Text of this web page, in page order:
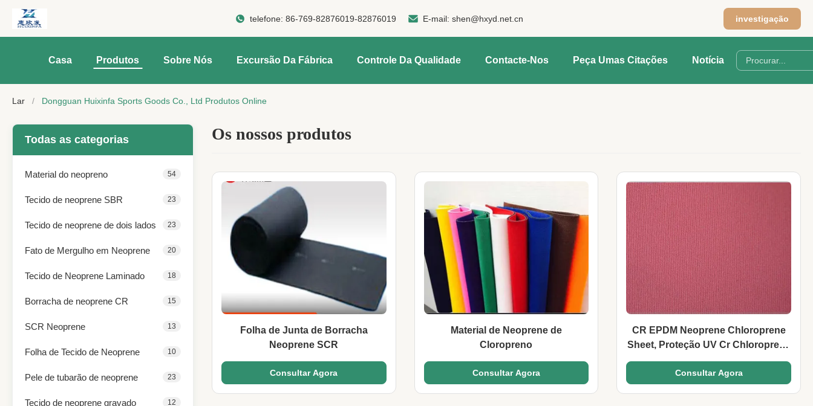
telefone:86-769-82876019-82876019 E-mail:shen@hxyd.net.cn investigação
Casa Produtos Sobre Nós Excursão Da Fábrica Controle Da Qualidade Contacte-Nos Peça Umas Citações Notícia
Lar / Dongguan Huixinfa Sports Goods Co., Ltd Produtos Online
Todas as categorias
Material do neopreno 54
Tecido de neoprene SBR 23
Tecido de neoprene de dois lados 23
Fato de Mergulho em Neoprene 20
Tecido de Neoprene Laminado 18
Borracha de neoprene CR 15
SCR Neoprene 13
Folha de Tecido de Neoprene 10
Pele de tubarão de neoprene 23
Tecido de neoprene gravado 12
Os nossos produtos
Folha de Junta de Borracha
Neoprene SCR
Consultar Agora
Material de Neoprene de
Cloropreno
Consultar Agora
CR EPDM Neoprene Chloroprene
Sheet, Proteção UV Cr Chloroprene
Rubber
Consultar Agora